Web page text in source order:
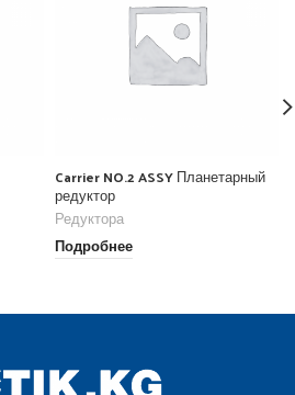
Carrier NO.2 ASSY Планетарный
редуктор
Редуктора
Подробнее